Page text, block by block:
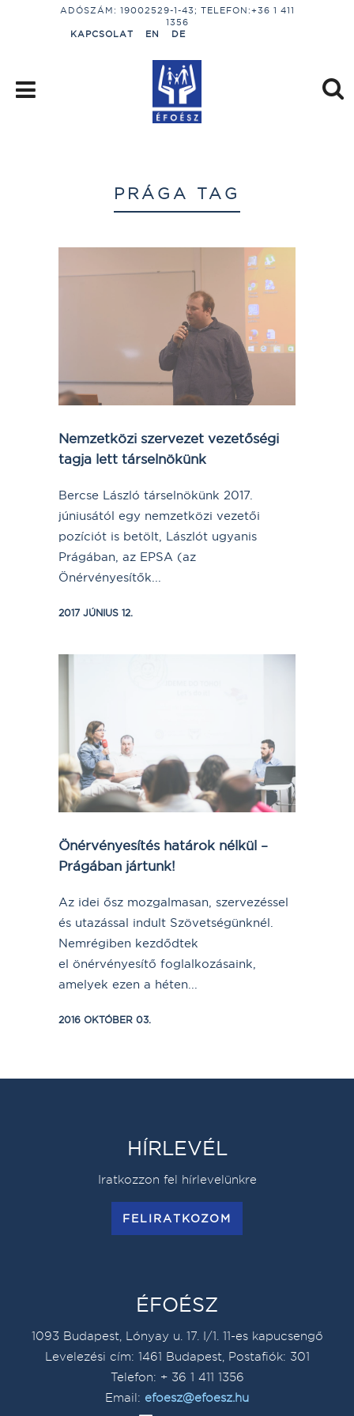
ADÓSZÁM: 19002529-1-43; TELEFON:+36 1 411
1356
KAPCSOLAT
EN DE
PRÁGA TAG
Nemzetközi szervezet vezetőségi
tagja lett társelnökünk
Bercse László társelnökünk 2017.
júniusától egy nemzetközi vezetői
pozíciót is betölt, Lászlót ugyanis
Prágában, az EPSA (az
Önérvényesítők...
2017 JÚNIUS 12.
Önérvényesítés határok nélkül –
Prágában jártunk!
Az idei ősz mozgalmasan, szervezéssel
és utazással indult Szövetségünknél.
Nemrégiben kezdődtek
el önérvényesítő foglalkozásaink,
amelyek ezen a héten...
2016 OKTÓBER 03.
HÍRLEVÉL
Iratkozzon fel hírlevelünkre
FELIRATKOZOM
ÉFOÉSZ
1093 Budapest, Lónyay u. 17. I/1. 11-es kapucsengő
Levelezési cím: 1461 Budapest, Postafiók: 301
Telefon: + 36 1 411 1356
Email: efoesz@efoesz.hu